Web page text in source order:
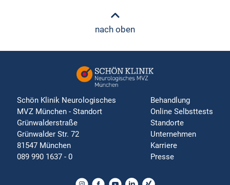
nach oben
Schön Klinik Neurologisches
MVZ München - Standort
Grünwalderstraße
Grünwalder Str. 72
81547 München
089 990 1637 - 0
Behandlung
Online Selbsttests
Standorte
Unternehmen
Karriere
Presse